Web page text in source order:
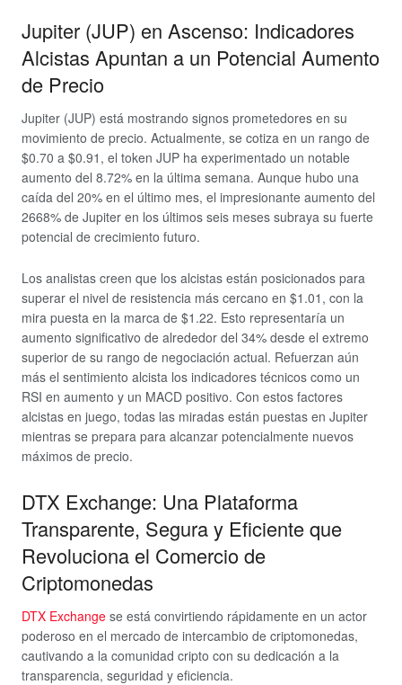
Jupiter (JUP) en Ascenso: Indicadores
Alcistas Apuntan a un Potencial Aumento
de Precio
Jupiter (JUP) está mostrando signos prometedores en su
movimiento de precio. Actualmente, se cotiza en un rango de
$0.70 a $0.91, el token JUP ha experimentado un notable
aumento del 8.72% en la última semana. Aunque hubo una
caída del 20% en el último mes, el impresionante aumento del
2668% de Jupiter en los últimos seis meses subraya su fuerte
potencial de crecimiento futuro.
Los analistas creen que los alcistas están posicionados para
superar el nivel de resistencia más cercano en $1.01, con la
mira puesta en la marca de $1.22. Esto representaría un
aumento significativo de alrededor del 34% desde el extremo
superior de su rango de negociación actual. Refuerzan aún
más el sentimiento alcista los indicadores técnicos como un
RSI en aumento y un MACD positivo. Con estos factores
alcistas en juego, todas las miradas están puestas en Jupiter
mientras se prepara para alcanzar potencialmente nuevos
máximos de precio.
DTX Exchange: Una Plataforma
Transparente, Segura y Eficiente que
Revoluciona el Comercio de
Criptomonedas
DTX Exchange se está convirtiendo rápidamente en un actor
poderoso en el mercado de intercambio de criptomonedas,
cautivando a la comunidad cripto con su dedicación a la
transparencia, seguridad y eficiencia.